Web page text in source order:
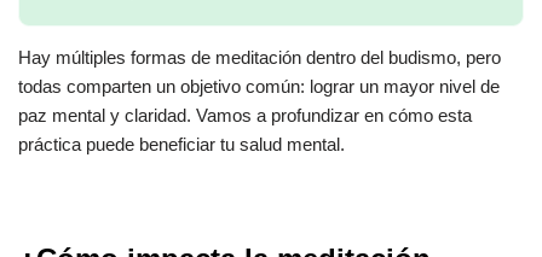
Hay múltiples formas de meditación dentro del budismo, pero
todas comparten un objetivo común: lograr un mayor nivel de
paz mental y claridad. Vamos a profundizar en cómo esta
práctica puede beneficiar tu salud mental.